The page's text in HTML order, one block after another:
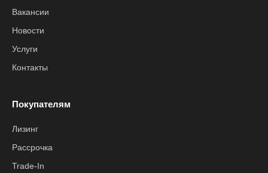
Вакансии
Новости
Услуги
Контакты
Покупателям
Лизинг
Рассрочка
Trade-In